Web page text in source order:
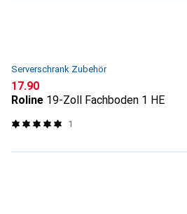
Serverschrank Zubehör
CHF
17.90
Roline 19-Zoll Fachboden 1 HE
1